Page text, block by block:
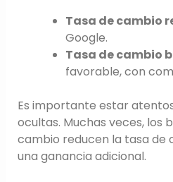
Tasa de cambio
Google.
Tasa de cambio
favorable, con
Es importante estar
ocultas. Muchas veces, los
cambio reducen la tasa
una ganancia adicional.